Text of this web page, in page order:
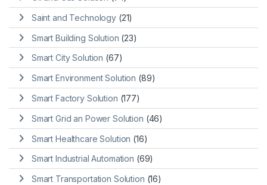
Saint and Technology (21)
Smart Building Solution (23)
Smart City Solution (67)
Smart Environment Solution (89)
Smart Factory Solution (177)
Smart Grid an Power Solution (46)
Smart Healthcare Solution (16)
Smart Industrial Automation (69)
Smart Transportation Solution (16)